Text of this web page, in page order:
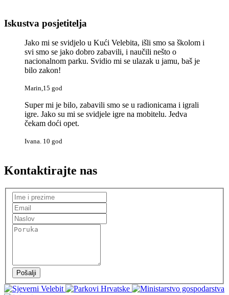
Iskustva posjetitelja
Jako mi se svidjelo u Kući Velebita, išli smo sa školom i
svi smo se jako dobro zabavili, i naučili nešto o
nacionalnom parku. Svidio mi se ulazak u jamu, baš je
bilo zakon!
Marin,15 god
Super mi je bilo, zabavili smo se u radionicama i igrali
igre. Jako su mi se svidjele igre na mobitelu. Jedva
čekam doći opet.
Ivana. 10 god
Kontaktirajte nas
Pošalji